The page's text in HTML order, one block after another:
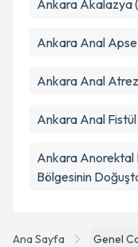
Ana Sayfa Genel
Ankara Akalazya
Ankara Anal Apse
Ankara Anal
Ankara Anal
Ankara
Bölgesinin